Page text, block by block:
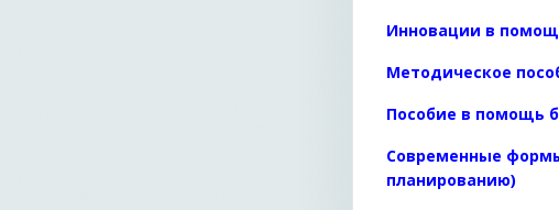
Инновации в
Методическое
Пособие в помощь
Современные
планированию)